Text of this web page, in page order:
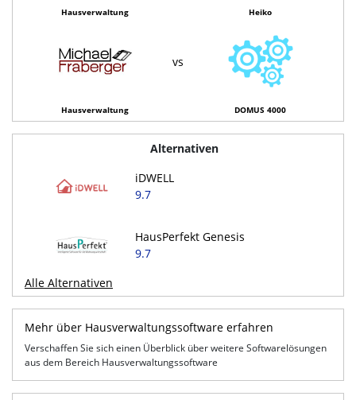
Hausverwaltung Heiko
vs
Hausverwaltung DOMUS 4000
Alternativen
iDWELL
9.7
HausPerfekt Genesis
9.7
Alle Alternativen
Mehr über Hausverwaltungssoftware erfahren
Verschaffen Sie sich einen Überblick über weitere Softwarelösungen
aus dem Bereich Hausverwaltungssoftware